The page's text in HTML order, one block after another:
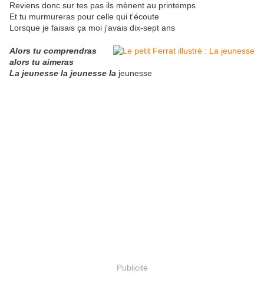
Reviens donc sur tes pas ils mènent au printemps
Et tu murmureras pour celle qui t'écoute
Lorsque je faisais ça moi j'avais dix-sept ans
Alors tu comprendras
alors tu aimeras
La jeunesse la jeunesse la jeunesse
Publicité